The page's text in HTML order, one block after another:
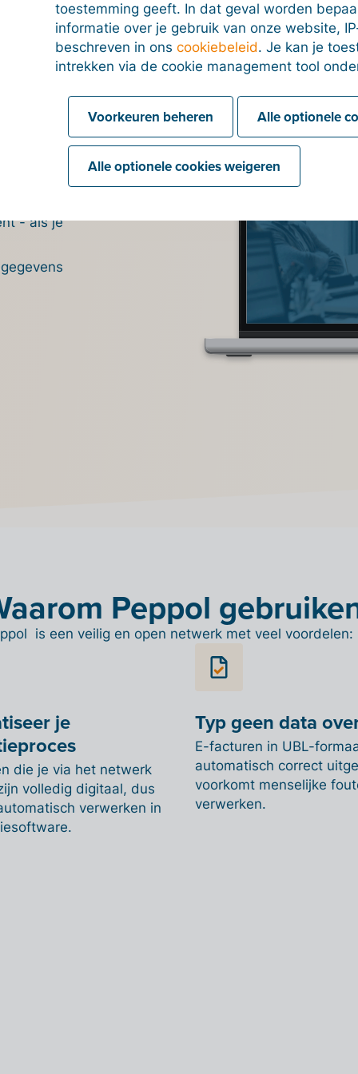
je zowel
- als je
Vul
of
het
te
moet
correcte
je een
om af
Peppol
is een veilig en open netwerk met veel voordelen:
je
die je via het netwerk
volledig digitaal, dus
verwerken in
Typ geen data
E-facturen in UBL-
automatisch correct
voorkomt menselijke
verwerken.
toestemming geeft. In dat geval worden
informatie over je gebruik van onze website,
beschreven in onscookiebeleid. Je kan je
intrekken via de cookie management tool
Voorkeuren beheren Alle optionele
Alle optionele cookies weigeren